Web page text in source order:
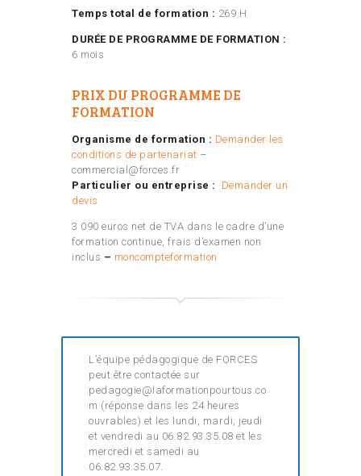
Temps total de formation : 269 H
DURÉE DE PROGRAMME DE FORMATION :
6 mois
PRIX DU PROGRAMME DE
FORMATION
Organisme de formation : Demander les
conditions de partenariat –
commercial@forces.fr
Particulier ou entreprise : Demander un
devis
3 090 euros net de TVA dans le cadre d’une
formation continue, frais d’examen non
inclus – moncompteformation
L’équipe pédagogique de FORCES
peut être contactée sur
pedagogie@laformationpourtous.co
m (réponse dans les 24 heures
ouvrables) et les lundi, mardi, jeudi
et vendredi au 06.82.93.35.08 et les
mercredi et samedi au
06.82.93.35.07.